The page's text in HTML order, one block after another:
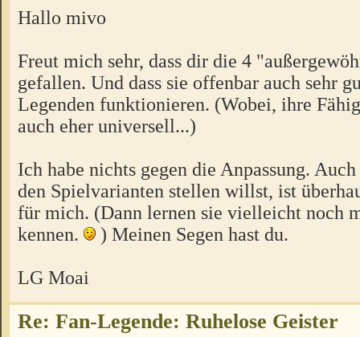
Hallo mivo
Freut mich sehr, dass dir die 4
gefallen. Und dass sie offenbar auch sehr
Legenden funktionieren. (Wobei, ihre
auch eher universell...)
Ich habe nichts gegen die Anpassung. Auch
den Spielvarianten stellen willst, ist
für mich. (Dann lernen sie vielleicht noch
kennen.
) Meinen Segen hast du.
LG Moai
Re: Fan-Legende: Ruhelose Geister